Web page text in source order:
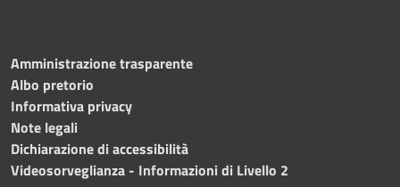
Amministrazione trasparente
Albo pretorio
Informativa privacy
Note legali
Dichiarazione di accessibilità
Videosorveglianza - Informazioni di Livello 2